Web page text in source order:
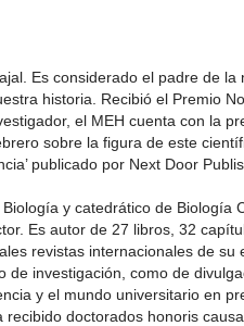
Es considerado el padre de
historia. Recibió el Premio
el MEH cuenta con la
sobre la figura de este
publicado por Next Door
y catedrático de Biología
Es autor de 27 libros, 32
revistas internacionales de su
de investigación, como de
y el mundo universitario en
doctorados honoris